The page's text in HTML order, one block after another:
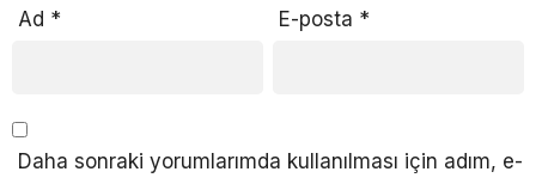
Ad * E-posta *
Daha sonraki yorumlarımda kullanılması için adım, e-